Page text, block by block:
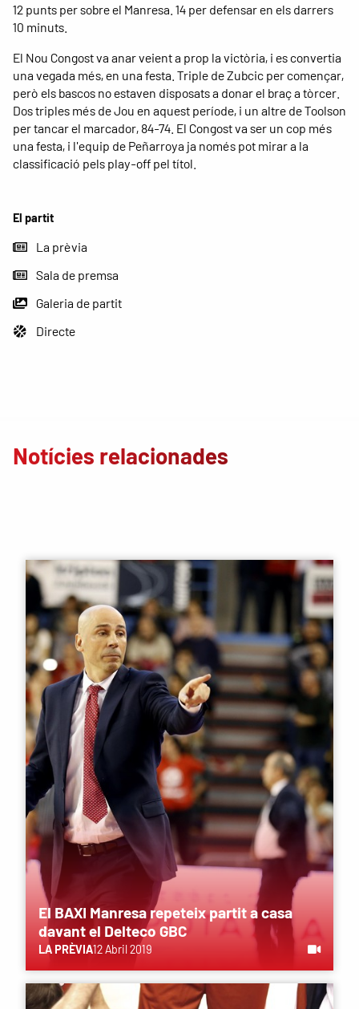
El partit
La prèvia
Sala de premsa
Galeria de partit
Directe
12 punts per sobre el Manresa. 14 per defensar en els darrers
10 minuts.
El Nou Congost va anar veient a prop la victòria, i es convertia
una vegada més, en una festa. Triple de Zubcic per començar,
però els bascos no estaven disposats a donar el braç a tòrcer.
Dos triples més de Jou en aquest període, i un altre de Toolson
per tancar el marcador, 84-74. El Congost va ser un cop més
una festa, i l'equip de Peñarroya ja només pot mirar a la
classificació pels play-off pel títol.
Notícies relacionades
El BAXI Manresa repeteix partit a casa
davant el Delteco GBC
LA PRÈVIA12 Abril 2019